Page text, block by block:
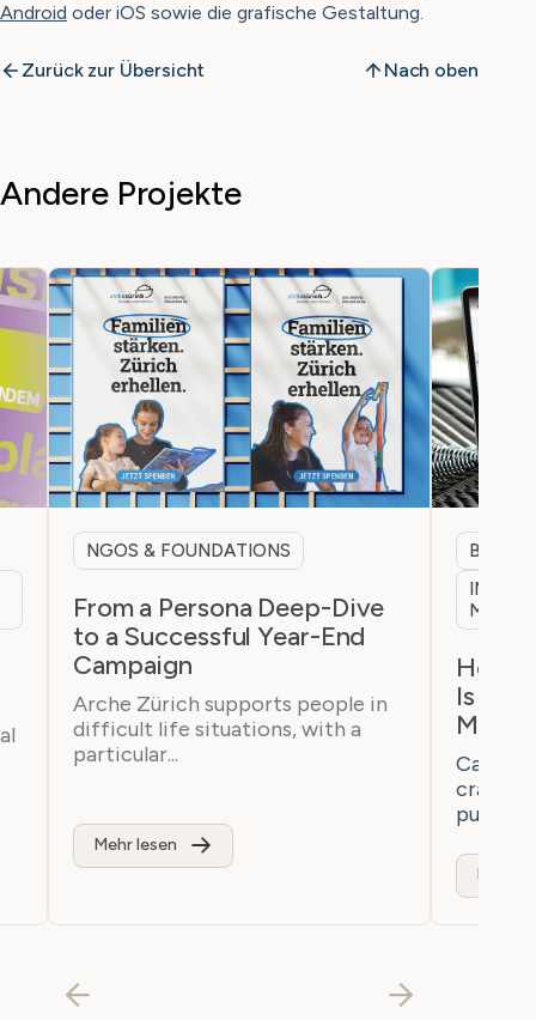
Android oder iOS sowie die grafische Gestaltung.
Zurück zur Übersicht Nach oben
Andere Projekte
NGOS & FOUNDATIONS
From a Persona Deep-Dive
to a Successful Year-End
Campaign
Arche Zürich supports people in
difficult life situations, with a
particular...
Mehr lesen
B2B &
How
Is
Mehr